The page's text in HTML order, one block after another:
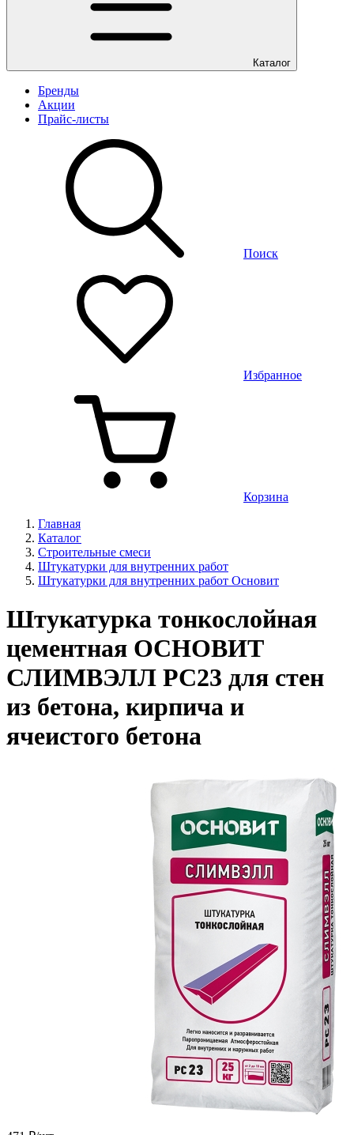
Каталог
Бренды
Акции
Прайс-листы
Поиск
Избранное
Корзина
Главная
Каталог
Строительные смеси
Штукатурки для внутренних работ
Штукатурки для внутренних работ Основит
Штукатурка тонкослойная
цементная ОСНОВИТ
СЛИМВЭЛЛ РС23 для стен
из бетона, кирпича и
ячеистого бетона